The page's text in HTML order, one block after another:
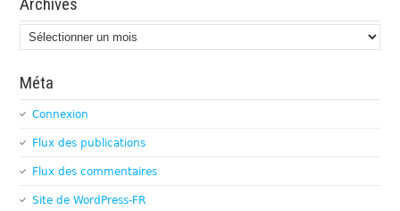
Archives
Archives
Méta
Connexion
Flux des publications
Flux des commentaires
Site de WordPress-FR